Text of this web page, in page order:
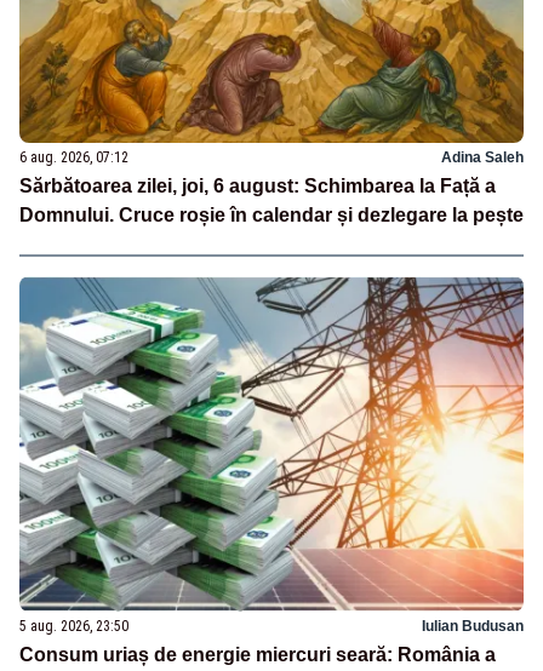
6 aug. 2026, 07:12 Adina Saleh
Sărbătoarea zilei, joi, 6 august: Schimbarea la Față a
Domnului. Cruce roșie în calendar și dezlegare la pește
5 aug. 2026, 23:50 Iulian Budusan
Consum uriaș de energie miercuri seară: România a